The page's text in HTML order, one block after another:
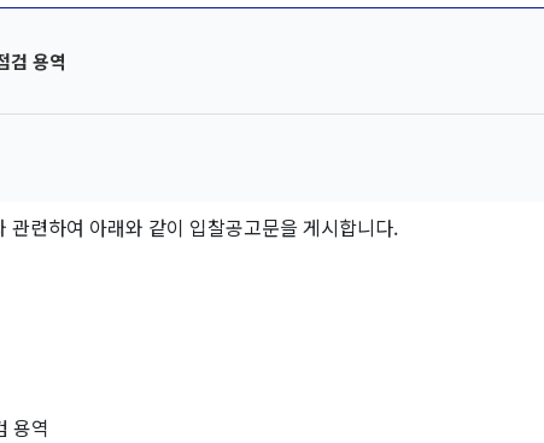
검 용역
련하여 아래와 같이 입찰공고문을 게시합니다.
용역